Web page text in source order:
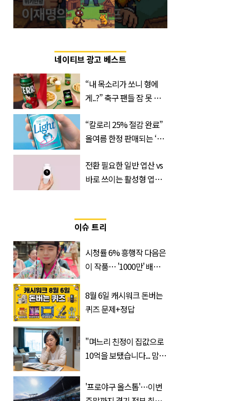
네이티브 광고 베스트
“내 목소리가 쏘니 형에
게..?” 축구 팬들 잠 못 들
트
“칼로리 25% 절감 완료”
올여름 한정 판매되는 ‘최
전환 필요한 일반 엽산 vs
바로 쓰이는 활성형 엽
이슈 트리
시청률 6% 흥행작 다음은
이 작품… '1000만' 배우
8월 6일 캐시워크 돈버는
퀴즈 문제+정답
"며느리 친정이 집값으로
10억을 보탰습니다... 맘이
'프로야구 올스톱'…이번